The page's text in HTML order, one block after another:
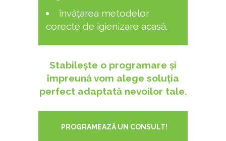
învățarea metodelor
corecte de igienizare acasă.
Stabilește o programare și
împreună vom alege soluția
perfect adaptată nevoilor tale.
PROGRAMEAZĂ UN CONSULT!